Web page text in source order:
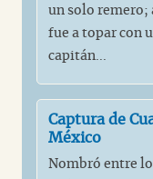
un solo remero;
fue a topar con
capitán...
Captura de
México
Nombró entre